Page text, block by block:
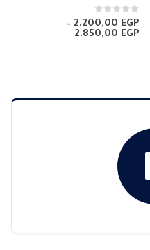
0من 5 2.200,00 EGP
–
2.850,00 EGP